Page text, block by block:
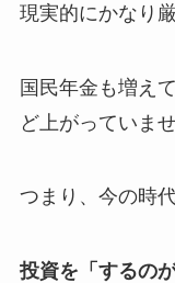
現実的にかなり
国民年金も増え
ど上がっていませ
つまり、今の時
投資を「するのが